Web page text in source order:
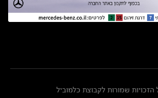
שמורות לקבוצת כלמוביל